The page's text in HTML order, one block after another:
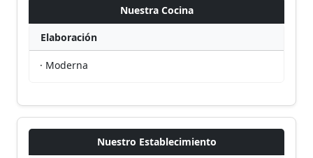
Nuestra Cocina
Elaboración
· Moderna
Nuestro Establecimiento